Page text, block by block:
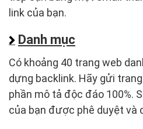
link của bạn.
Danh mục
Có khoảng 40 trang web
dựng backlink. Hãy gửi
phần mô tả độc đáo 100%.
của bạn được phê duyệt và